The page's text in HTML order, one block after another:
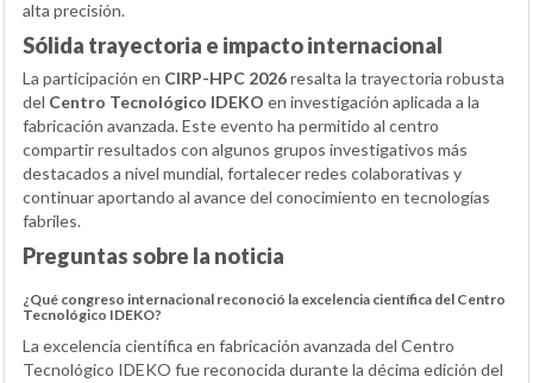
alta precisión.
Sólida trayectoria e impacto internacional
La participación en CIRP-HPC 2026resalta la trayectoria robusta
del Centro Tecnológico IDEKO en investigación aplicada a la
fabricación avanzada. Este evento ha permitido al centro
compartir resultados con algunos grupos investigativos más
destacados a nivel mundial, fortalecer redes colaborativas y
continuar aportando al avance del conocimiento en tecnologías
fabriles.
Preguntas sobre la noticia
¿Qué congreso internacional reconoció la excelencia científica del Centro
Tecnológico IDEKO?
La excelencia científica en fabricación avanzada del Centro
Tecnológico IDEKO fue reconocida durante la décima edición del